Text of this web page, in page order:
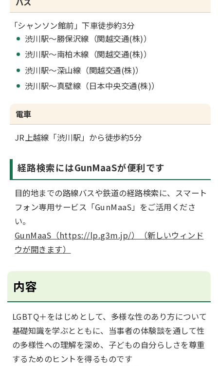
「シャンソン館前」下車徒歩約3分
渋川駅～勝保沢線（関越交通(株)）
渋川駅～南柏木線（関越交通(株)）
渋川駅～深山線（関越交通(株)）
渋川駅～真壁線（日本中央交通(株)）
電車
JR上越線「渋川駅」から徒歩約5分
経路検索にはGunMaaSが便利です
目的地までの路線バスや鉄道の経路検索に、スマート
フォン専用サービス「GunMaaS」をご活用くださ
い。
GunMaaS（https://lp.g3m.jp/）（新しいウィンド
ウが開きます）
内容
LGBTQ＋をはじめとして、多様な性のあり方について
基礎知識を学ぶとともに、当事者の体験談を通して性
の多様性への理解を深め、子どもの自分らしさを尊重
するためのヒントを得るものです